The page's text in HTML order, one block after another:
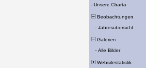
- Unsere Charta
Beobachtungen
- Jahresübersicht
Galerien
- Alle Bilder
Websitestatistik